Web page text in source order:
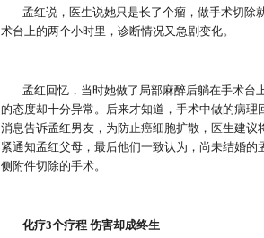
孟红说，医生说她只是长了个瘤，做手术切
术台上的两个小时里，诊断情况又急剧变化。
孟红回忆，当时她做了局部麻醉后躺在手术
的态度却十分异常。后来才知道，手术中做的病
消息告诉孟红男友，为防止癌细胞扩散，医生建
紧通知孟红父母，最后他们一致认为，尚未结婚
侧附件切除的手术。
化疗3个疗程 伤害却成终生